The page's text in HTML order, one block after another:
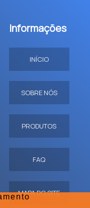
Informações
INÍCIO
SOBRE NÓS
PRODUTOS
FAQ
MAPA DO SITE